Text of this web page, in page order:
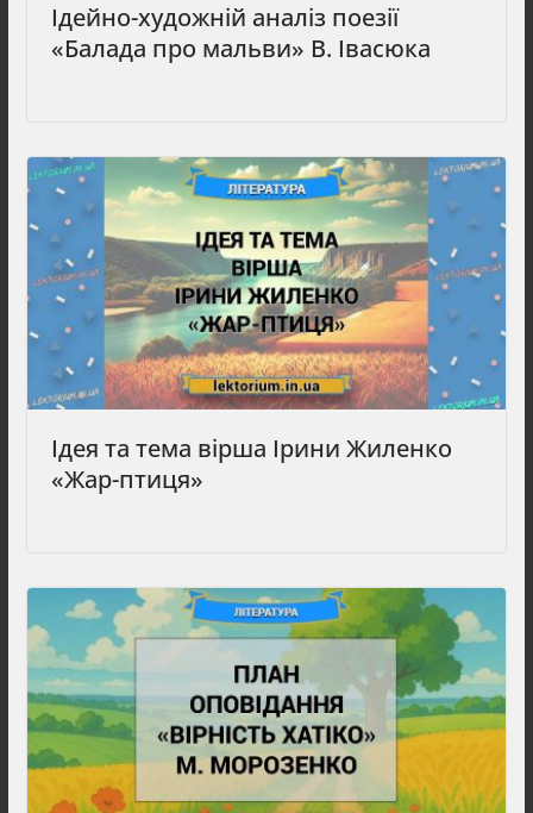
Ідейно-художній аналіз поезії
«Балада про мальви» В. Івасюка
Ідея та тема вірша Ірини Жиленко
«Жар-птиця»